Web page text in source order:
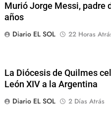
Murió Jorge Messi, padre
años
Diario EL SOL
22 Horas
La Diócesis de Quilmes
León XIV a la Argentina
Diario EL SOL
2 Días Atrás